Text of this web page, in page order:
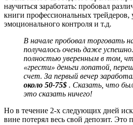
научиться заработать: пробовал
книги профессиональных трейдеров,
эмоционального контроля и т.д.
В начале пробовал торговать
получалось очень даже
полностью уверенным в том,
«грести» деньги лопатой,
счет. За первый вечер
около 50-75$ . Сказать, что
это сказать ничего!
Но в течение 2-х следующих дней
вине потерял весь свой депозит. Это